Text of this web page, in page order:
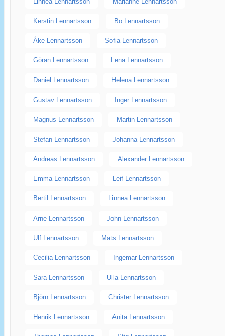
Kerstin Lennartsson Bo Lennartsson
Åke Lennartsson Sofia Lennartsson
Göran Lennartsson Lena Lennartsson
Daniel Lennartsson Helena Lennartsson
Gustav Lennartsson Inger Lennartsson
Magnus Lennartsson Martin Lennartsson
Stefan Lennartsson Johanna Lennartsson
Andreas Lennartsson Alexander Lennartsson
Emma Lennartsson Leif Lennartsson
Bertil Lennartsson Linnea Lennartsson
Arne Lennartsson John Lennartsson
Ulf Lennartsson Mats Lennartsson
Cecilia Lennartsson Ingemar Lennartsson
Sara Lennartsson Ulla Lennartsson
Björn Lennartsson Christer Lennartsson
Henrik Lennartsson Anita Lennartsson